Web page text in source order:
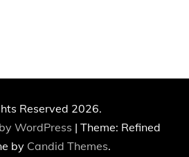
Reserved 2026.
WordPress | Theme: Refined
by Candid Themes.